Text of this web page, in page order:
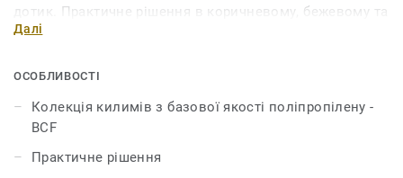
дотик. Практичне рішення в коричневому, бежевому та
червоному кольорах. Асортимент традиційних
більшості традиційних інтер'єрів
Далі
ОСОБЛИВОСТІ
Колекція килимів з базової якості поліпропілену -
BCF
Практичне рішення